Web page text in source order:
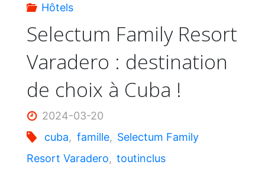
Hôtels
Selectum Family Resort
Varadero : destination
de choix à Cuba !
2024-03-20
cuba, famille, Selectum Family
Resort Varadero, toutinclus